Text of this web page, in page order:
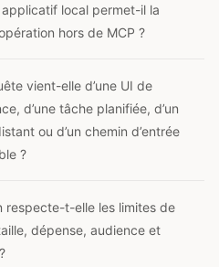
applicatif local permet-il la
hors de MCP ?
vient-elle d’une UI de
d’une tâche planifiée, d’un
ou d’un chemin d’entrée
?
respecte-t-elle les limites de
dépense, audience et